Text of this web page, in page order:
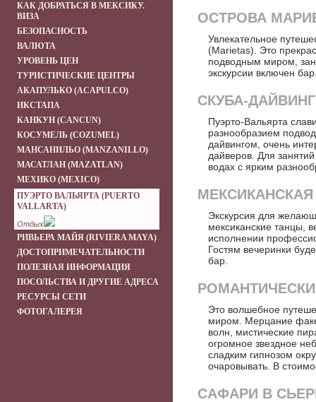
КАК ДОБРАТЬСЯ В МЕКСИКУ.
ВИЗА
БЕЗОПАСНОСТЬ
ВАЛЮТА
УРОВЕНЬ ЦЕН
ТУРИСТИЧЕСКИЕ ЦЕНТРЫ
АКАПУЛЬКО (ACAPULCO)
ИКСТАПА
КАНКУН (CANCUN)
КОСУМЕЛЬ (COZUMEL)
МАНСАНИЛЬО (MANZANILLO)
МАСАТЛАН (MAZATLAN)
МЕХИКО (MEXICO)
ПУЭРТО ВАЛЬЯРТА (PUERTO
VALLARTA)
Отдых
РИВЬЕРА МАЙЯ (RIVIERA MAYA)
ДОСТОПРИМЕЧАТЕЛЬНОСТИ
ПОЛЕЗНАЯ ИНФОРМАЦИЯ
ПОСОЛЬСТВА И ДРУГИЕ АДРЕСА
РЕСУРСЫ СЕТИ
ФОТОГАЛЕРЕЯ
ОСТРОВА
Увлекательное
(Marietas). Это
подводным миром,
экскурсии включен
СКУБА-ДАЙВИНГ
Пуэрто-Вальярта
разнообразием
дайвингом, очень
дайверов. Для
водах с ярким
Экскурсия для
мексиканские танцы,
исполнении
Гостям вечеринки
бар.
Это волшебное
миром. Мерцание
волн, мистические
огромное звездное
сладким гипнозом
очаровывать. В
САФАРИ В